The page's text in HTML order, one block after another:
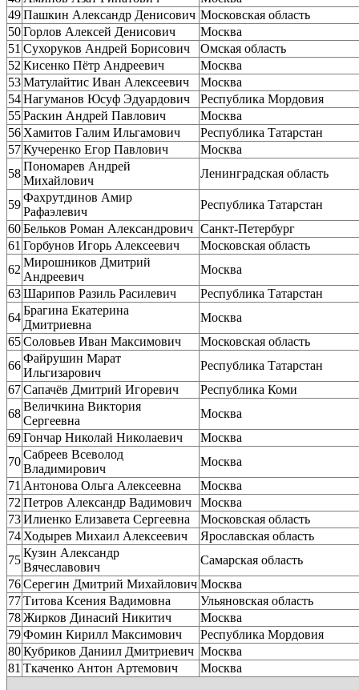
49Пашкин Александр Денисович Московская область
50Горлов Алексей Денисович
Москва
51 Сухоруков Андрей Борисович
Омская область
52 Кисенко Пётр Андреевич
Москва
53Матулайтис Иван Алексеевич
Москва
54Нагуманов Юсуф Эдуардович
Республика Мордовия
55Раскин Андрей Павлович
Москва
56 Хамитов Галим Ильгамович
Республика Татарстан
57Кучеренко Егор Павлович
Москва
58
Пономарев Андрей
Михайлович
Ленинградская область
59
Фахрутдинов Амир
Рафаэлевич
Республика Татарстан
60Бельков Роман Александрович Санкт-Петербург
61 Горбунов Игорь Алексеевич
Московская область
62
Мирошников Дмитрий
Андреевич
Москва
63Шарипов Разиль Расилевич
Республика Татарстан
64
Брагина Екатерина
Дмитриевна
Москва
65Соловьев Иван Максимович
Московская область
66
Файрушин Марат
Ильгизарович
Республика Татарстан
67Сапачёв Дмитрий Игоревич
Республика Коми
68
Величкина Виктория
Сергеевна
Москва
69Гончар Николай Николаевич
Москва
70
Сабреев Всеволод
Владимирович
Москва
71 Антонова Ольга Алексеевна
Москва
72 Петров Александр Вадимович
Москва
73Илиенко Елизавета Сергеевна
Московская область
74 Ходырев Михаил Алексеевич
Ярославская область
75
Кузин Александр
Вячеславович
Самарская область
76Серегин Дмитрий Михайлович Москва
77Титова Ксения Вадимовна
Ульяновская область
78Жирков Динасий Никитич
Москва
79Фомин Кирилл Максимович
Республика Мордовия
80Кубриков Даниил Дмитриевич Москва
81 Ткаченко Антон Артемович Москва